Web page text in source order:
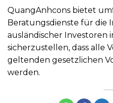
QuangAnhcons bietet
Beratungsdienste für die
ausländischer Investoren
sicherzustellen, dass alle
geltenden gesetzlichen
werden.